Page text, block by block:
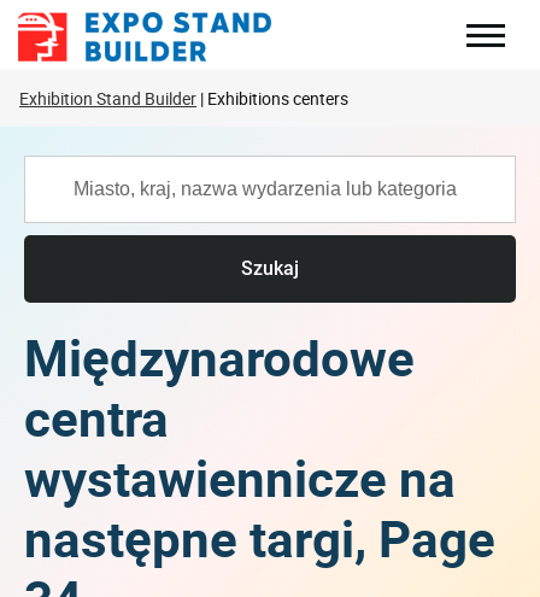
Skip
Exhibition Stand Builder Exhibitions centers
Szukaj
Międzynarodowe
centra
wystawiennicze na
następne targi, Page